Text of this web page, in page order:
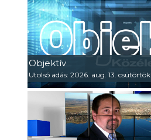
Objektív
Utolsó adás: 2026. aug. 13. csütörtök